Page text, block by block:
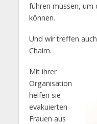
führen müssen, um
können.
Und wir treffen auch
Chaim.
Mit ihrer
Organisation
helfen sie
evakuierten
Frauen aus